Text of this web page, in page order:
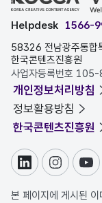
Helpdesk 1566-
58326 전남광주통합
한국콘텐츠진흥원
사업자등록번호
개인정보처리방침
정보활용방침
한국콘텐츠진흥원
링크드인인스타그
유
본 페이지에 게시된